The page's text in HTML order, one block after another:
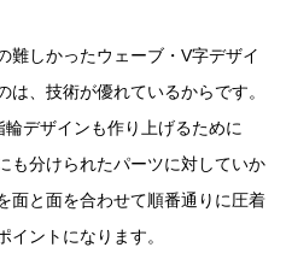
難しかったウェーブ・V字デザイ
は、技術が優れているからです。
デザインも作り上げるために
も分けられたパーツに対していか
面と面を合わせて順番通りに圧着
イントになります。